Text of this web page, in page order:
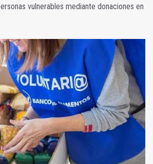
vulnerables mediante donaciones en